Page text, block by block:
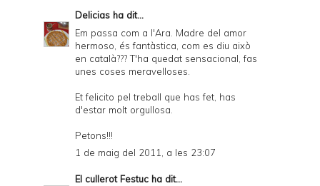
Delicias ha dit...
Em passa com a l'Ara. Madre del amor
hermoso, és fantàstica, com es diu això
en català??? T'ha quedat sensacional, fas
unes coses meravelloses.
Et felicito pel treball que has fet, has
d'estar molt orgullosa.
Petons!!!
1 de maig del 2011, a les 23:07
El cullerot Festuc ha dit...